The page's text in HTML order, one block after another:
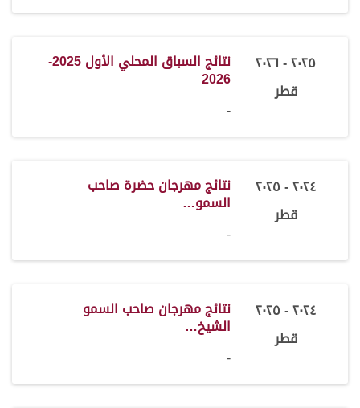
٢٠٢٥ - ٢٠٢٦
قطر
نتائج السباق المحلي الأول 2025-
2026
-
٢٠٢٤ - ٢٠٢٥
قطر
نتائج مهرجان حضرة صاحب
السمو…
-
٢٠٢٤ - ٢٠٢٥
قطر
نتائج مهرجان صاحب السمو
الشيخ…
-